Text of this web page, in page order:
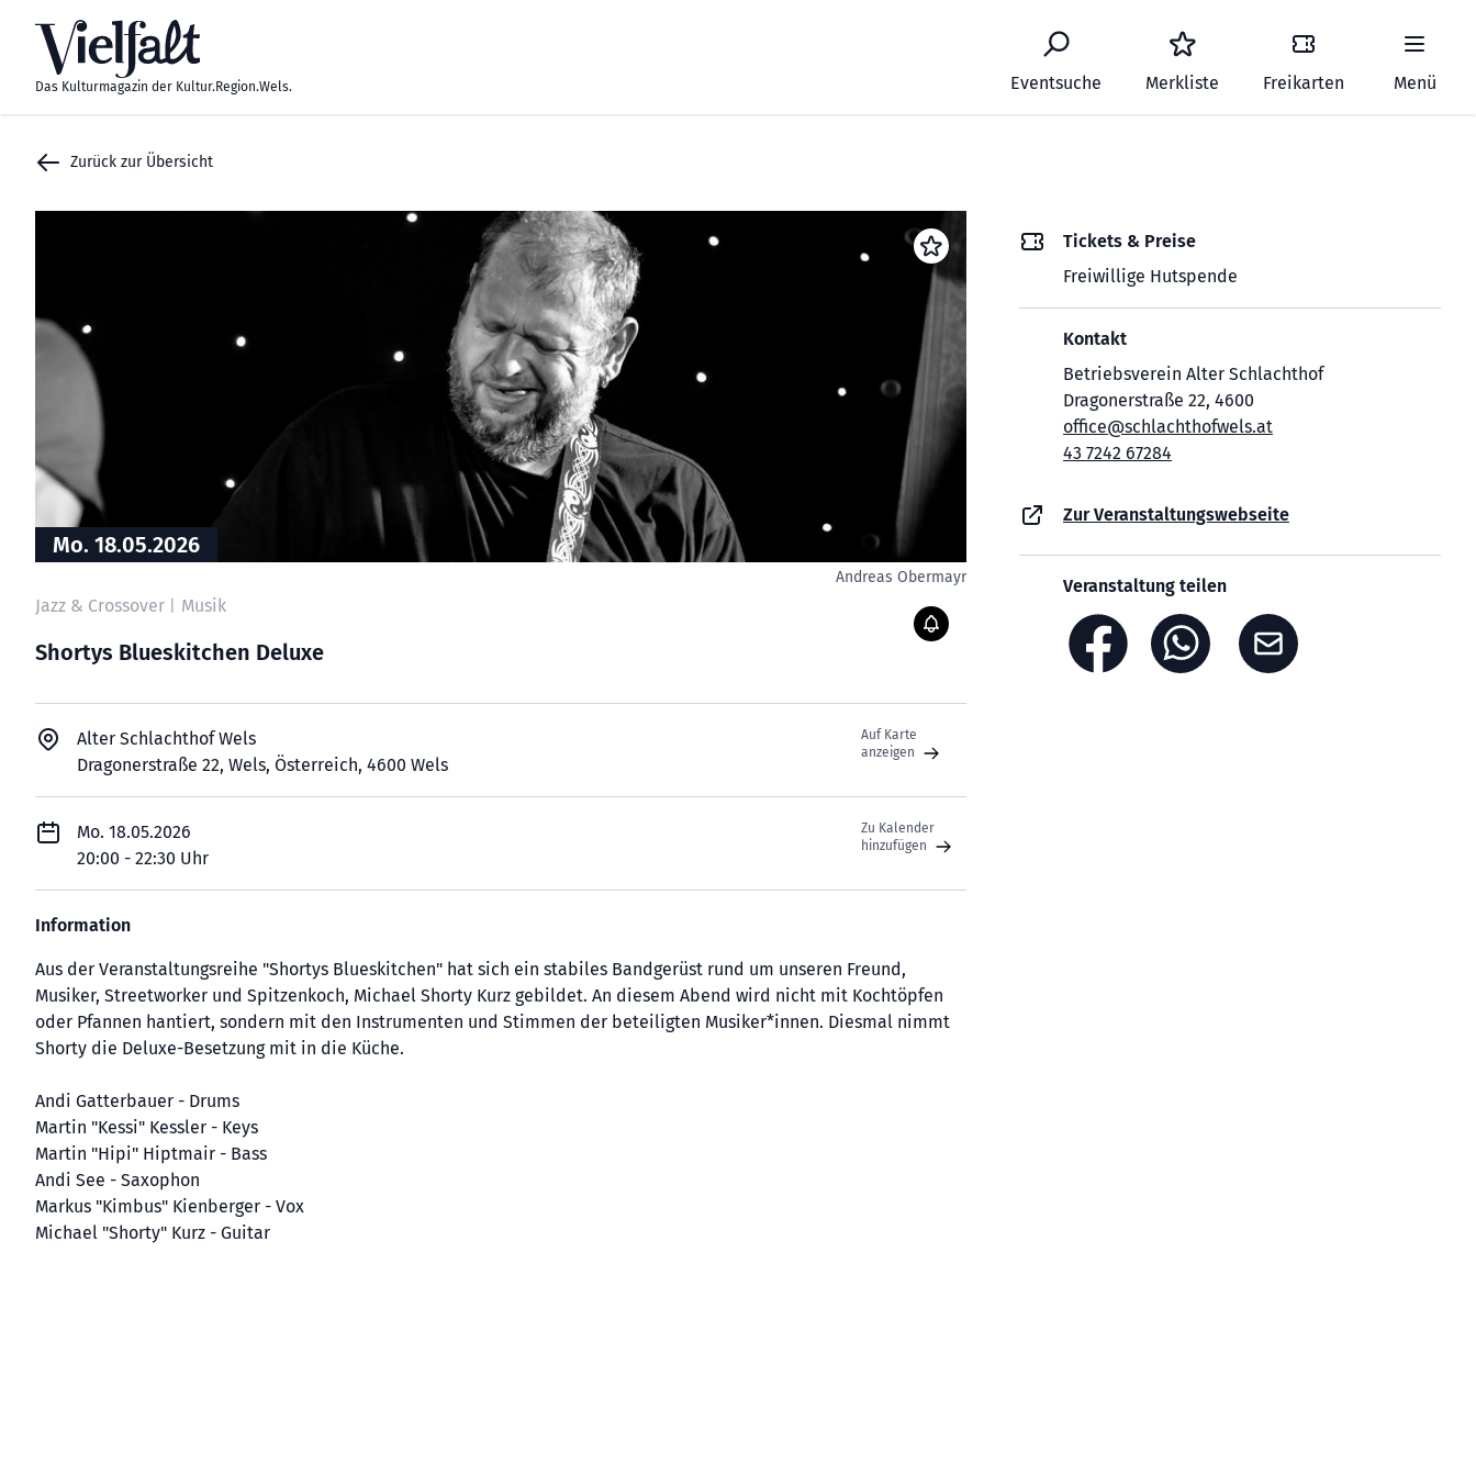
Das Kulturmagazin der Kultur.Region.Wels. Eventsuche Merkliste Freikarten Menü
Zurück zur Übersicht
Mo. 18.05.2026
Andreas Obermayr
Jazz & Crossover Musik
Shortys Blueskitchen Deluxe
Alter Schlachthof Wels
Dragonerstraße 22, Wels, Österreich, 4600 Wels
Auf Karte
anzeigen
Mo. 18.05.2026
20:00 - 22:30 Uhr
Zu Kalender
hinzufügen
Information
Aus der Veranstaltungsreihe "Shortys Blueskitchen" hat sich ein stabiles Bandgerüst rund um unseren Freund,
Musiker, Streetworker und Spitzenkoch, Michael Shorty Kurz gebildet. An diesem Abend wird nicht mit Kochtöpfen
oder Pfannen hantiert, sondern mit den Instrumenten und Stimmen der beteiligten Musiker*innen. Diesmal nimmt
Shorty die Deluxe-Besetzung mit in die Küche.
Andi Gatterbauer - Drums
Martin "Kessi" Kessler - Keys
Martin "Hipi" Hiptmair - Bass
Andi See - Saxophon
Markus "Kimbus" Kienberger - Vox
Michael "Shorty" Kurz - Guitar
Tickets & Preise
Freiwillige Hutspende
Kontakt
Betriebsverein Alter Schlachthof
Dragonerstraße 22, 4600
office@schlachthofwels.at
43 7242 67284
Zur Veranstaltungswebseite
Veranstaltung teilen